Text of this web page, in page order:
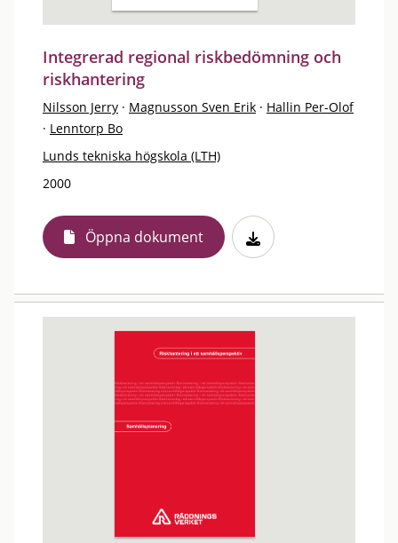
Integrerad regional riskbedömning och
riskhantering
Nilsson Jerry · Magnusson Sven Erik · Hallin Per-Olof
· Lenntorp Bo
Lunds tekniska högskola (LTH)
2000
Öppna dokument